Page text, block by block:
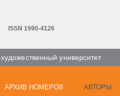
ISSN 1990-4126
университет
АРХИВ НОМЕРОВ АВТОРЫ